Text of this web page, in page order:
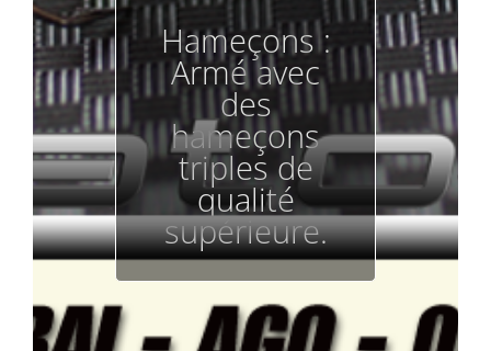
Hameçons :
Armé avec
des
hameçons
triples de
qualité
supérieure.